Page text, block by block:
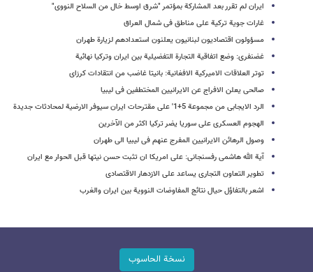
ایران لم تقرر بعد المشارکة بمؤتمر "شرق اوسط خال من السلاح النووی"
غارات جویة ترکیة على مناطق فی شمال العراق
مسؤولون اقتصادیون لبنانیون یعلنون استعدادهم لزیارة طهران
غضنفری: وضع اتفاقیة التجارة التفضیلیة بین ایران وترکیا نهائیة
توتر العلاقات الامیرکیة الافغانیة: بانیتا غاضب من انتقادات کرزای
صالحی یعلن الافراج عن الایرانیین المختطفین فی لیبیا
الرد الایجابی من مجموعة 5+1' علی مقترحات ایران سیوفر الارضیة لمحادثات جدیدة
الهجوم العسکری على سوریا یضر ترکیا اکثر من الآخرین
وصول الرهائن الایرانیین المفرج عنهم فی لیبیا الى طهران
آیة الله هاشمی رفسنجانی: على امریکا ان تثبت حسن نیتها قبل الحوار مع ایران
تطویر التعاون التجاری یساعد علی الازدهار الاقتصادی
اشعر بالتفاؤل حیال نتائج المفاوضات النوویة بین ایران والغرب
نسخة الحاسوب